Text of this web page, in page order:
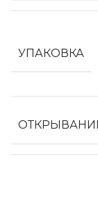
УПАКОВКА